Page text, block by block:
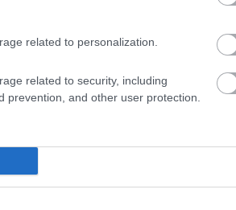
related to personalization.
related to security, including
prevention, and other user protection.
a geo-